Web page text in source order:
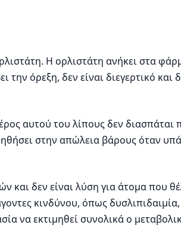
Η ορλιστάτη ανήκει στα
όρεξη, δεν είναι διεγερτικό
αυτού του λίπους δεν
στην απώλεια βάρους όταν
και δεν είναι λύση για άτομα που
κινδύνου, όπως
να εκτιμηθεί συνολικά ο